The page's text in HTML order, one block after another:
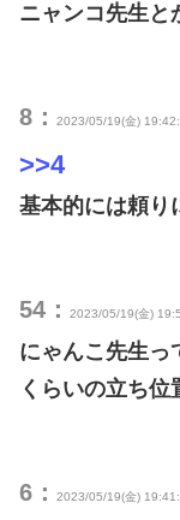
ニャンコ先生と
8： 2023/05/19(金)
>>4
基本的には頼り
54： 2023/05/19(金)
にゃんこ先生っ
くらいの立ち
6： 2023/05/19(金)